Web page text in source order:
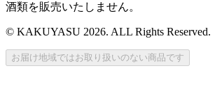
酒類を販売いたしません。
© KAKUYASU 2026. ALL Rights Reserved.
お届け地域ではお取り扱いのない商品です